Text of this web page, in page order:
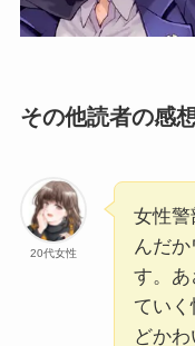
その他読者の感
20代女性
女性警
んだ
す。あ
てい
どか